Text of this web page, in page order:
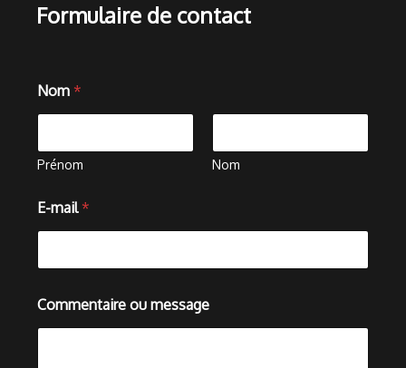
Formulaire de contact
Nom *
Prénom Nom
N
o
m
s
s
a
E-mail *
Commentaire ou message